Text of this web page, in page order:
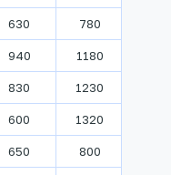
630 780
940 1180
830 1230
600 1320
650 800